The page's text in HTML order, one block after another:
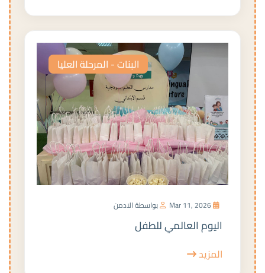
البنات - المرحلة العليا
بواسطة الادمن
اليوم العالمي للطفل
المزيد